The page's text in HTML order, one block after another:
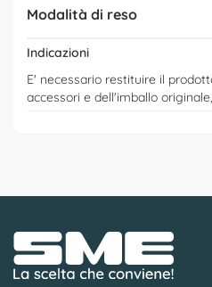
Modalità di reso
Indicazioni
E' necessario restituire il
accessori e dell'imballo